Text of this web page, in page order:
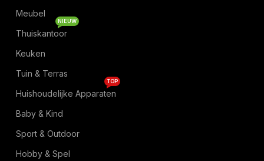
Meubel
Thuiskantoor
NIEUW
Keuken
Tuin & Terras
Huishoudelijke Apparaten
TOP
Baby & Kind
Sport & Outdoor
Hobby & Spel